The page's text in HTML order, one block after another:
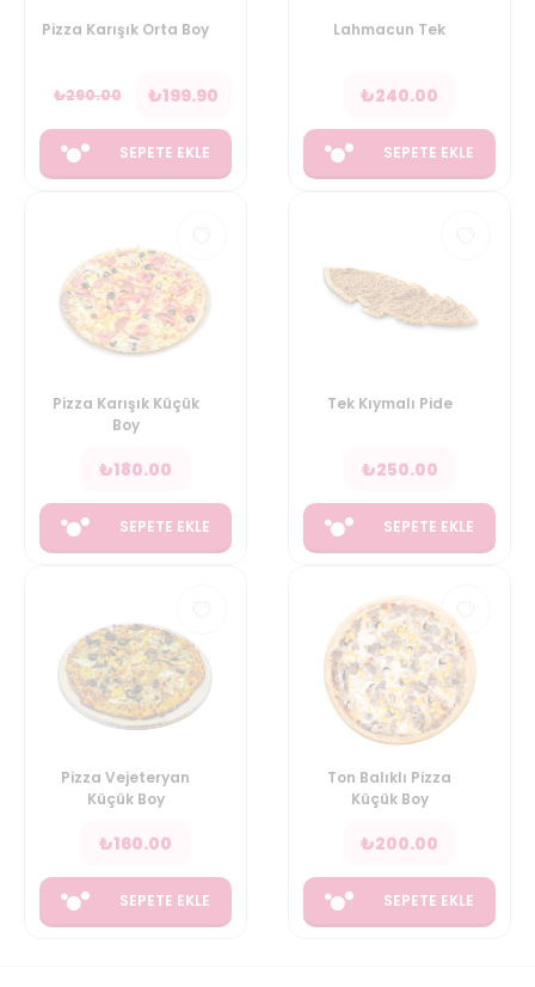
Pizza Karışık Orta Boy
₺290.00 ₺199.90
SEPETE EKLE
Lahmacun Tek
₺240.00
SEPETE EKLE
Pizza Karışık Küçük
Boy
₺180.00
SEPETE EKLE
Tek Kıymalı Pide
₺250.00
SEPETE EKLE
Pizza Vejeteryan
Küçük Boy
₺160.00
SEPETE EKLE
Ton Balıklı Pizza
Küçük Boy
₺200.00
SEPETE EKLE